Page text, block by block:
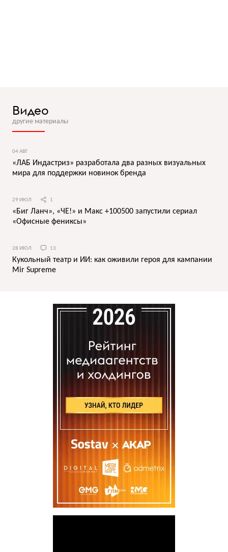
Видео
другие материалы
04 АВГ
«ЛАБ Индастриз» разработала два разных визуальных
мира для поддержки новинок бренда
29 ИЮЛ 1
«Биг Ланч», «ЧЕ!» и Макс +100500 запустили сериал
«Офисные фениксы»
28 ИЮЛ 13
Кукольный театр и ИИ: как оживили героя для кампании
Mir Supreme